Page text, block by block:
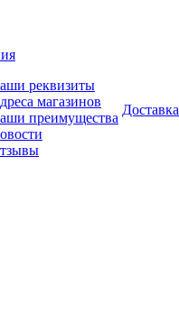
реквизиты
магазинов
преимущества
Доставка